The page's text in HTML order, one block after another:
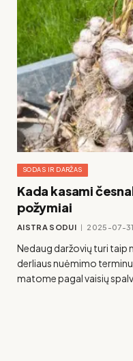
SODAS IR DARŽAS
Kada kasami
požymiai
AISTRA SODUI 2025-07-31
Nedaug daržovių turi taip
derliaus nuėmimo
matome pagal vaisių